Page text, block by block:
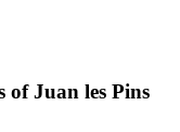
of Juan les Pins